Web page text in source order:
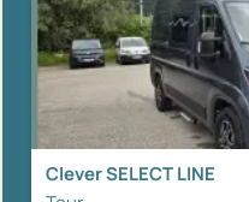
Clever SELECT LINE